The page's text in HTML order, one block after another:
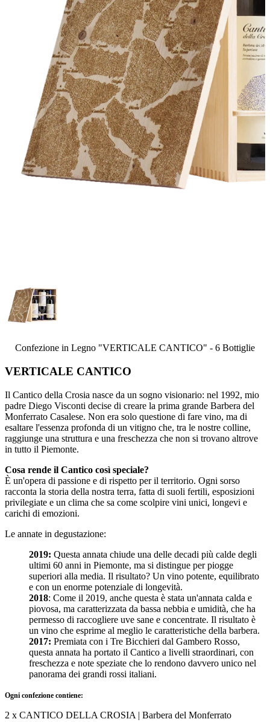
Confezione in Legno "VERTICALE CANTICO" - 6 Bottiglie
VERTICALE CANTICO
Il Cantico della Crosia nasce da un sogno visionario: nel 1992, mio
padre Diego Visconti decise di creare la prima grande Barbera del
Monferrato Casalese. Non era solo questione di fare vino, ma di
esaltare l'essenza profonda di un vitigno che, tra le nostre colline,
raggiunge una struttura e una freschezza che non si trovano altrove
in tutto il Piemonte.
Cosa rende il Cantico così speciale?
È un'opera di passione e di rispetto per il territorio. Ogni sorso
racconta la storia della nostra terra, fatta di suoli fertili, esposizioni
privilegiate e un clima che sa come scolpire vini unici, longevi e
carichi di emozioni.
Le annate in degustazione:
2019: Questa annata chiude una delle decadi più calde degli
ultimi 60 anni in Piemonte, ma si distingue per piogge
superiori alla media. Il risultato? Un vino potente, equilibrato
e con un enorme potenziale di longevità.
2018: Come il 2019, anche questa è stata un'annata calda e
piovosa, ma caratterizzata da bassa nebbia e umidità, che ha
permesso di raccogliere uve sane e concentrate. Il risultato è
un vino che esprime al meglio le caratteristiche della barbera.
2017: Premiata con i Tre Bicchieri dal Gambero Rosso,
questa annata ha portato il Cantico a livelli straordinari, con
freschezza e note speziate che lo rendono davvero unico nel
panorama dei grandi rossi italiani.
Ogni confezione contiene:
2 x CANTICO DELLA CROSIA | Barbera del Monferrato